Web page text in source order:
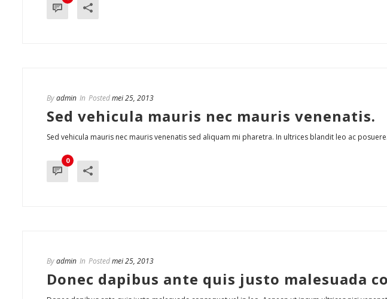
Byadmin In Postedmei 25, 2013
Sed vehicula mauris nec mauris venenatis.
Sed vehicula mauris nec mauris venenatis sed aliquam mi pharetra. In ultrices blandit leo ac
0
Byadmin In Postedmei 25, 2013
Donec dapibus ante quis justo malesuada